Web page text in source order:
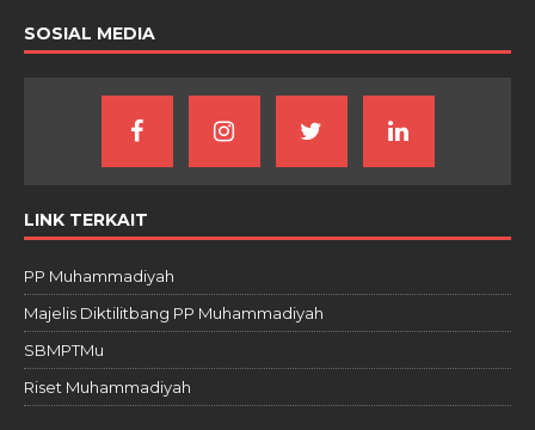
SOSIAL MEDIA
LINK TERKAIT
PP Muhammadiyah
Majelis Diktilitbang PP Muhammadiyah
SBMPTMu
Riset Muhammadiyah